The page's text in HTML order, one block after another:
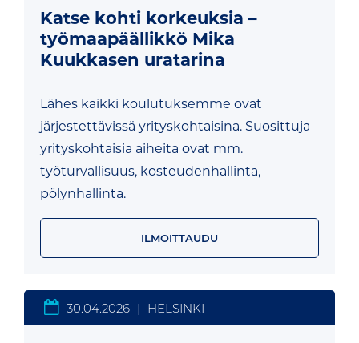
Katse kohti korkeuksia –
työmaapäällikkö Mika
Kuukkasen uratarina
Lähes kaikki koulutuksemme ovat
järjestettävissä yrityskohtaisina. Suosittuja
yrityskohtaisia aiheita ovat mm.
työturvallisuus, kosteudenhallinta,
pölynhallinta.
ILMOITTAUDU
30.04.2026 | HELSINKI